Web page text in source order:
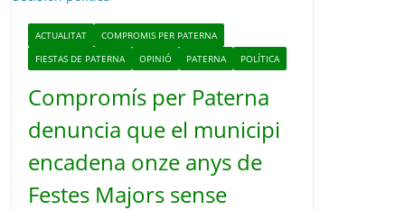
ACTUALITAT
COMPROMIS PER PATERNA
FIESTAS DE PATERNA
OPINIÓ PATERNA POLÍTICA
Compromís per Paterna
denuncia que el municipi
encadena onze anys de
Festes Majors sense